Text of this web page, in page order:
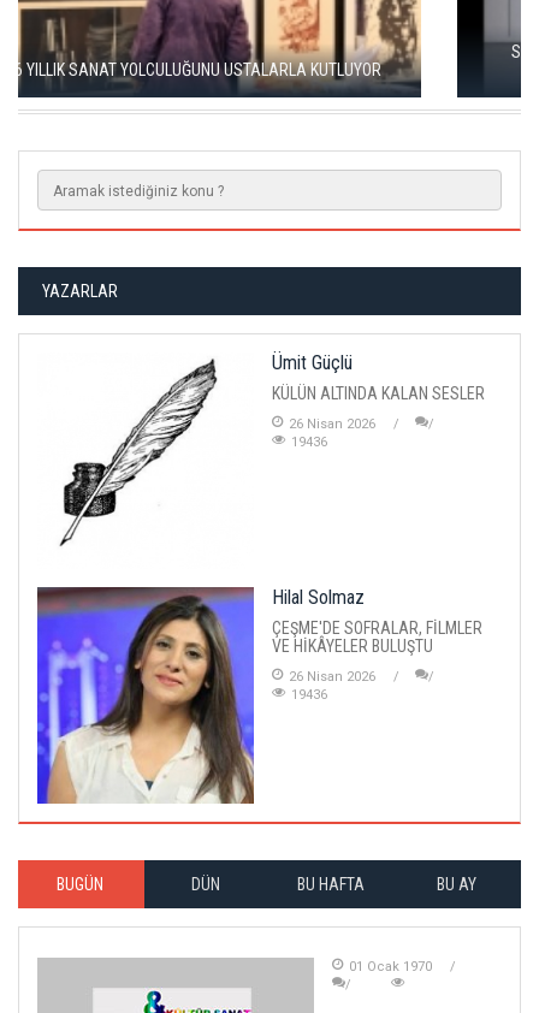
SEÇKİN PİRİM İLE ŞEREFİYE SARNICI'NDA "DÜN İLE BUGÜN"
SERGİSİ
YAZARLAR
Ümit Güçlü
KÜLÜN ALTINDA KALAN SESLER
26 Nisan 2026
19436
Hilal Solmaz
ÇEŞME'DE SOFRALAR, FİLMLER
VE HİKÂYELER BULUŞTU
26 Nisan 2026
19436
BUGÜN DÜN BU HAFTA BU AY
01 Ocak 1970